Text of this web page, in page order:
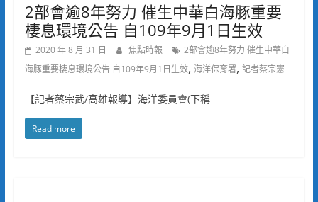
2部會逾8年努力 催生中華白海豚重要
棲息環境公告 自109年9月1日生效
2020 年 8 月 31 日 焦點時報
2部會逾8年努力 催生中華白
海豚重要棲息環境公告 自109年9月1日生效, 海洋保育署, 記者蔡宗憲
【記者蔡宗武/高雄報導】海洋委員會(下稱
Read more